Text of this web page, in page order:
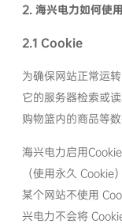
2. 海兴电力如何使
2.1 Cookie
为确保网站正常运
它的服务器检索或
购物篮内的商品等数
海兴电力启用
（使用永久
某个网站不使用
兴电力不会将